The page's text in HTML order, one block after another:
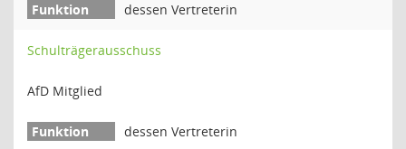
dessen Vertreterin
Schulträgerausschuss
AfD Mitglied
dessen Vertreterin